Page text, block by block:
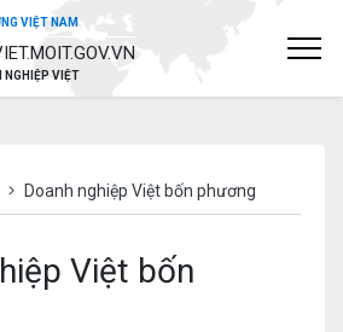
VIỆT NAM
NGHIỆP VIỆT
Doanh nghiệp Việt bốn phương
Việt bốn